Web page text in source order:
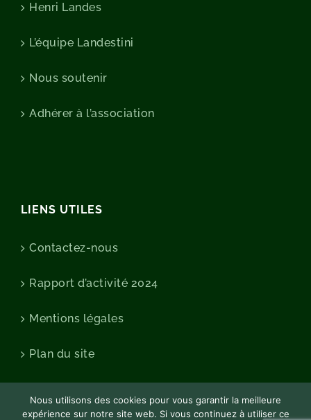
Henri Landes
L’équipe Landestini
Nous soutenir
Adhérer à l’association
LIENS UTILES
Contactez-nous
Rapport d’activité 2024
Mentions légales
Plan du site
Nous utilisons des cookies pour vous garantir la meilleure
expérience sur notre site web. Si vous continuez à utiliser ce